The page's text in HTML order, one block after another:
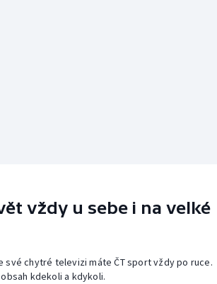
vždy u sebe i na velké
své chytré televizi máte ČT sport vždy po ruce.
kdekoli a kdykoli.